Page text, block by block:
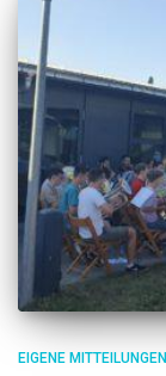
EIGENE MITTEILUNGEN